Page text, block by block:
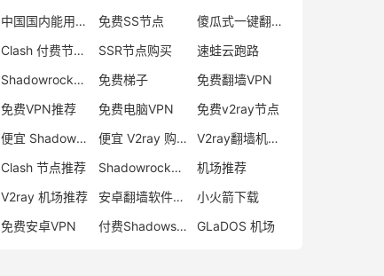
中国国内能用的翻墙VPN推荐
免费SS节点
傻瓜式一键翻墙VPN客户端
Clash 付费节点购买
SSR节点购买
速蛙云跑路
Shadowrocket 地址
免费梯子
免费翻墙VPN
免费VPN推荐
免费电脑VPN
免费v2ray节点
便宜 Shadowsocks 购买
便宜 V2ray 购买
V2ray翻墙机场推荐
Clash 节点推荐
Shadowrocket 付费节点
机场推荐
V2ray 机场推荐
安卓翻墙软件下载
小火箭下载
免费安卓VPN
付费Shadowsocks推荐 GLaDOS 机场